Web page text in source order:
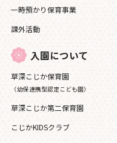
一時預かり保育事業
課外活動
入園について
草深こじか保育園
（幼保連携型認定こども園）
草深こじか第二保育園
こじかKIDSクラブ